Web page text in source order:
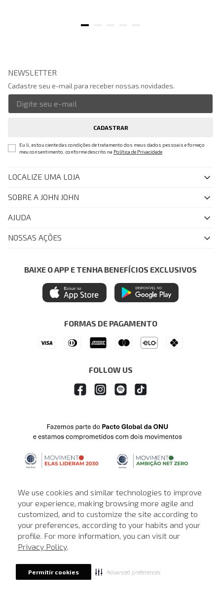
We use cookies and similar technologies to improve
your experience, making browsing more agile and
customized, and to customize the site according to
your preferences, according to your habits and your
profile. For more information, you can visit our
Privacy Policy.
Permitir cookies Advanced preferences
NEWSLETTER
Cadastre seu e-mail para receber nossas novidades.
CADASTRAR
Eu li, estou ciente das condições de tratamento dos meus dados pessoais e forneço
meu consentimento, conforme descrito na Política de Privacidade
LOCALIZE UMA LOJA
SOBRE A JOHN JOHN
Quem Somos
John John Club
Painel de Privacidade
Central de Preferências
Ética e Sustentabilidade
AJUDA
FAQ
Regulamentos
Seja um Revendedor
NOSSAS AÇÕES
Azul Fidelidade
Mastercard
Itau Personnalite
BAIXE O APP E TENHA BENEFÍCIOS EXCLUSIVOS
FORMAS DE PAGAMENTO
FOLLOW US
© © Copyright 2000-2026 - Todos os direitos reservados. A Loja de
John John reserva-se no direito de corrigir ou alterar informações
Em caso de dúvidas:0800 990 5500.
Horário de Atendimentodas 8h às 20h de segunda a sábado, exceto